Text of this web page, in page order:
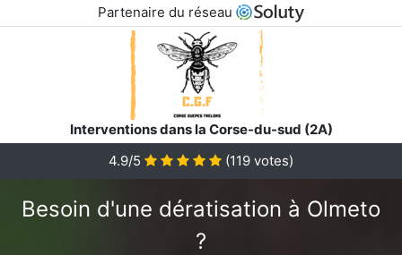
Partenaire du réseau
Interventions dans la Corse-du-sud (2A)
4.9/5 (119 votes)
Besoin d'une dératisation à Olmeto
?